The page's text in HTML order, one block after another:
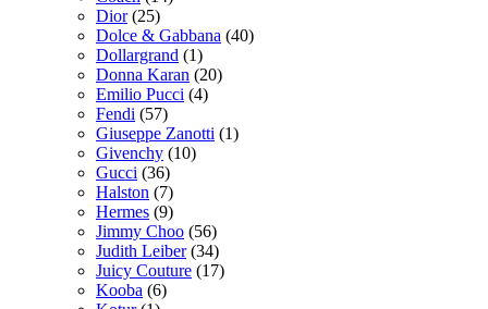
Dior(25)
Dolce & Gabbana (40)
Dollargrand (1)
Donna Karan (20)
Emilio Pucci (4)
Fendi (57)
Giuseppe Zanotti (1)
Givenchy (10)
Gucci (36)
Halston (7)
Hermes (9)
Jimmy Choo (56)
Judith Leiber(34)
Juicy Couture (17)
Kooba (6)